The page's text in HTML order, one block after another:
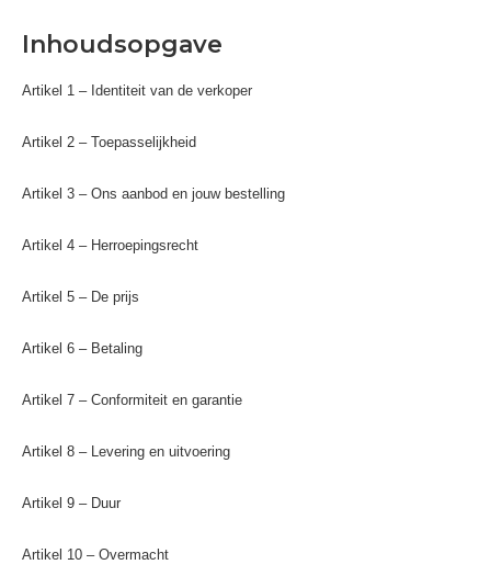
Inhoudsopgave
Artikel 1 – Identiteit van de verkoper
Artikel 2 – Toepasselijkheid
Artikel 3 – Ons aanbod en jouw bestelling
Artikel 4 – Herroepingsrecht
Artikel 5 – De prijs
Artikel 6 – Betaling
Artikel 7 – Conformiteit en garantie
Artikel 8 – Levering en uitvoering
Artikel 9 – Duur
Artikel 10 – Overmacht